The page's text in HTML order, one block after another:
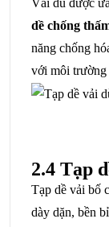
Vải dù được
dề chống
năng chống
với môi trường
2.4 Tạp
Tạp dề vải bố
dày dặn, bền